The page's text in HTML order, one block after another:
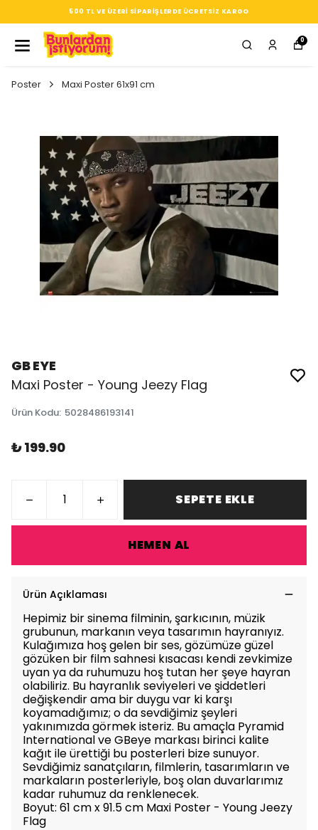
SEÇTIĞIN HER ÜRÜN, TARZINA DAIR KÜÇÜK BIR IMZA
0
Poster Maxi Poster 61x91 cm
GB EYE
Maxi Poster - Young Jeezy Flag
Ürün Kodu: 5028486193141
₺ 199.90
SEPETE EKLE
HEMEN AL
Ürün Açıklaması
Hepimiz bir sinema filminin, şarkıcının, müzik
grubunun, markanın veya tasarımın hayranıyız.
Kulağımıza hoş gelen bir ses, gözümüze güzel
gözüken bir film sahnesi kısacası kendi zevkimize
uyan ya da ruhumuzu hoş tutan her şeye hayran
olabiliriz. Bu hayranlık seviyeleri ve şiddetleri
değişkendir ama bir duygu var ki karşı
koyamadığımız; o da sevdiğimiz şeyleri
yakınımızda görmek isteriz. Bu amaçla Pyramid
International ve GBeye markası birinci kalite
kağıt ile ürettiği bu posterleri bize sunuyor.
Sevdiğimiz sanatçıların, filmlerin, tasarımların ve
markaların posterleriyle, boş olan duvarlarımız
kadar ruhumuz da renklenecek.
Boyut: 61 cm x 91.5 cm Maxi Poster - Young Jeezy
Flag